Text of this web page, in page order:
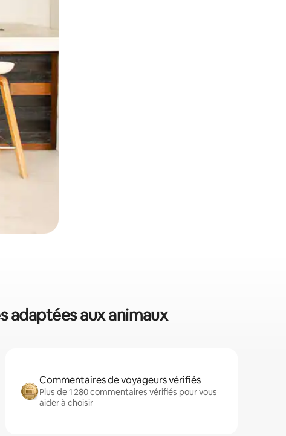
glisser.
adaptées aux animaux
Commentaires de voyageurs vérifiés
Plus de 1 280 commentaires vérifiés pour vous
aider à choisir